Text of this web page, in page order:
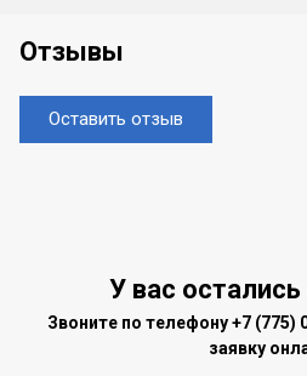
Отзывы
Оставить отзыв
У вас
Звоните по телефону+7 (775)
заявку